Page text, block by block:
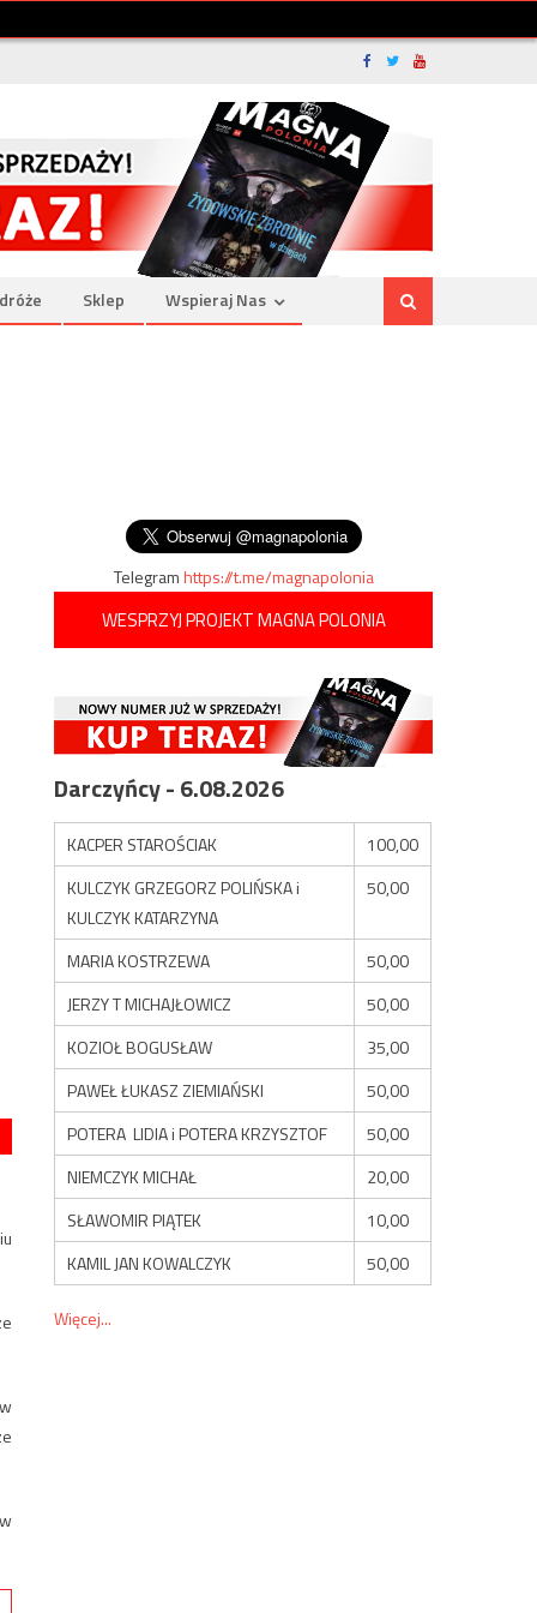
Sklep Wspieraj Nas
Telegramhttps://t.me/magnapolonia
WESPRZYJ PROJEKT MAGNA POLONIA
Darczyńcy - 6.08.2026
KACPER STAROŚCIAK
100,00
KULCZYK GRZEGORZ POLIŃSKA i
KULCZYK KATARZYNA
50,00
MARIA KOSTRZEWA
50,00
JERZY T MICHAJŁOWICZ
50,00
KOZIOŁ BOGUSŁAW
35,00
PAWEŁ ŁUKASZ ZIEMIAŃSKI
50,00
POTERA LIDIA i POTERA KRZYSZTOF
50,00
NIEMCZYK MICHAŁ
20,00
SŁAWOMIR PIĄTEK
10,00
KAMIL JAN KOWALCZYK
50,00
Więcej...